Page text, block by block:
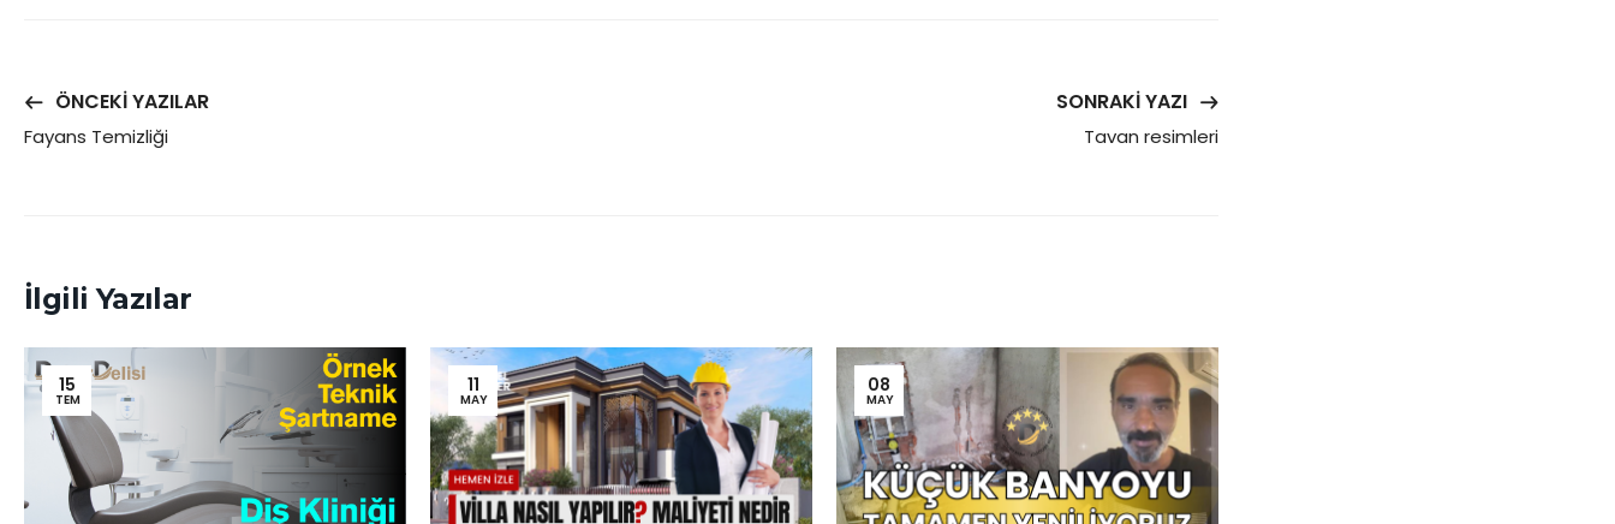
ÖNCEKI YAZILAR
Fayans Temizliği
SONRAKI YAZI
Tavan resimleri
İlgili Yazılar
15
TEM
11
MAY
08
MAY